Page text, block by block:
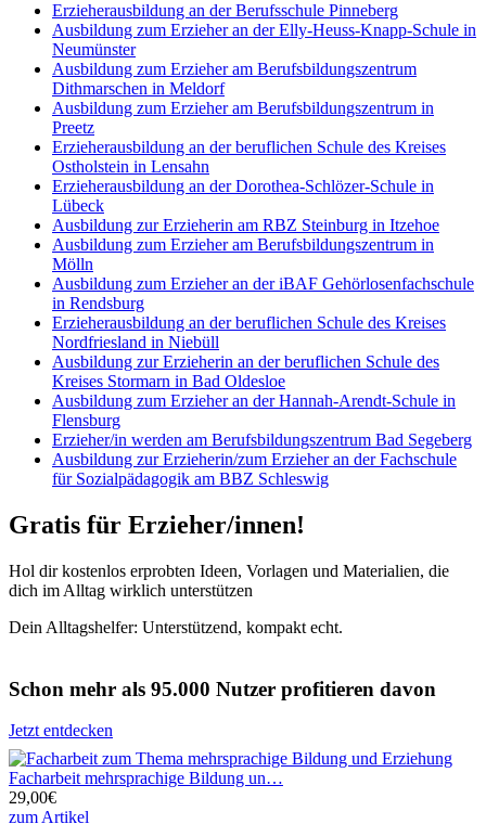
Erzieherausbildung an der Berufsschule Pinneberg
Ausbildung zum Erzieher an der Elly-Heuss-Knapp-Schule in
Neumünster
Ausbildung zum Erzieher am Berufsbildungszentrum
Dithmarschen in Meldorf
Ausbildung zum Erzieher am Berufsbildungszentrum in
Preetz
Erzieherausbildung an der beruflichen Schule des Kreises
Ostholstein in Lensahn
Erzieherausbildung an der Dorothea-Schlözer-Schule in
Lübeck
Ausbildung zur Erzieherin am RBZ Steinburg in Itzehoe
Ausbildung zum Erzieher am Berufsbildungszentrum in
Mölln
Ausbildung zum Erzieher an der iBAF Gehörlosenfachschule
in Rendsburg
Erzieherausbildung an der beruflichen Schule des Kreises
Nordfriesland in Niebüll
Ausbildung zur Erzieherin an der beruflichen Schule des
Kreises Stormarn in Bad Oldesloe
Ausbildung zum Erzieher an der Hannah-Arendt-Schule in
Flensburg
Erzieher/in werden am Berufsbildungszentrum Bad Segeberg
Ausbildung zur Erzieherin/zum Erzieher an der Fachschule
für Sozialpädagogik am BBZ Schleswig
Gratis für Erzieher/innen!
Hol dir kostenlos erprobten Ideen, Vorlagen und Materialien, die
dich im Alltag wirklich unterstützen
Dein Alltagshelfer: Unterstützend, kompakt echt.
Schon mehr als 95.000 Nutzer profitieren davon
Jetzt entdecken
Facharbeit mehrsprachige Bildung un…
29,00€
zum Artikel